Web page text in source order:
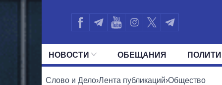
НОВОСТИ ОБЕЩАНИЯ
ВСЕ ПОЛИТИКИ ПРЕЗИДЕНТ И
Слово и Дело›Лента публикаций›Общество